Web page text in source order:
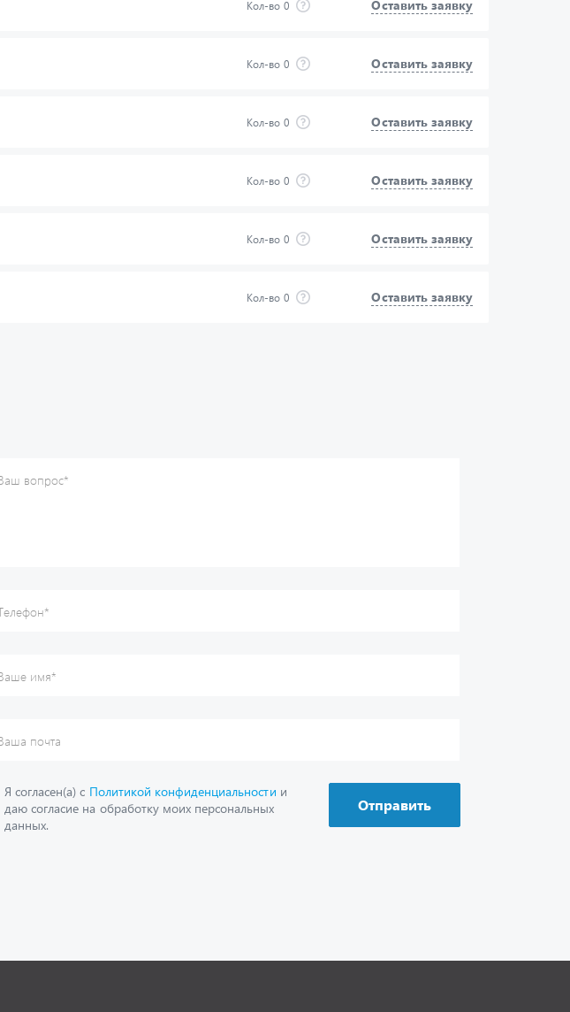
Кол-во 0 Оставить заявку
Кол-во 0 Оставить заявку
Кол-во 0 Оставить заявку
Кол-во 0 Оставить заявку
Кол-во 0 Оставить заявку
Кол-во 0 Оставить заявку
вопрос*
информация